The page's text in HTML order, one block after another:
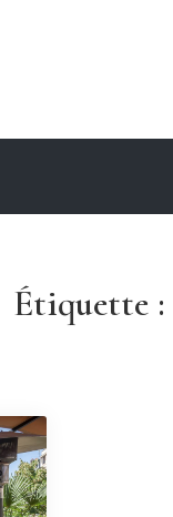
Étiquette :